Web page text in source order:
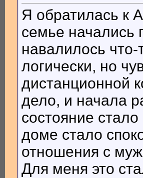
Я обратилась к
семье начались
навалилось
логически, но
дистанционной
дело, и начала
состояние
доме стало
отношения с
Для меня это